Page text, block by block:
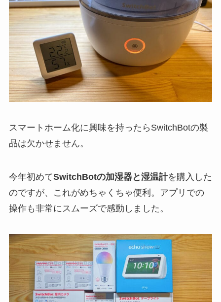
スマートホーム化に興味を持ったらSwitchBotの製
品は欠かせません。
今年初めてSwitchBotの加湿器と湿温計を購入した
のですが、これがめちゃくちゃ便利。アプリでの
操作も非常にスムーズで感動しました。